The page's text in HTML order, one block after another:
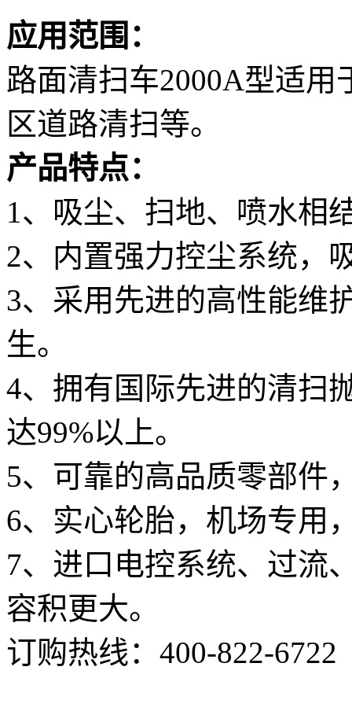
应用范围：
路面清扫车2000A型适
区道路清扫等。
产品特点：
1、吸尘、扫地、喷水相
2、内置强力控尘系统，
3、采用先进的高性能维
生。
4、拥有国际先进的清扫
达99%以上。
5、可靠的高品质零部件
6、实心轮胎，机场专用
7、进口电控系统、过流
容积更大。
订购热线： 400-822-6722